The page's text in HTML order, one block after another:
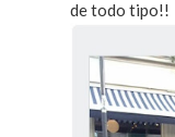
de todo tipo!!